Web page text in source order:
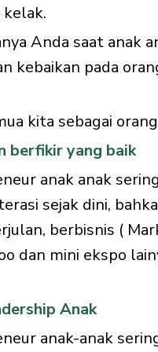
Anda saat anak
kebaikan pada
kita sebagai
berfikir yang baik
anak anak
sejak dini,
berbisnis (
dan mini ekspo
Anak
anak-anak